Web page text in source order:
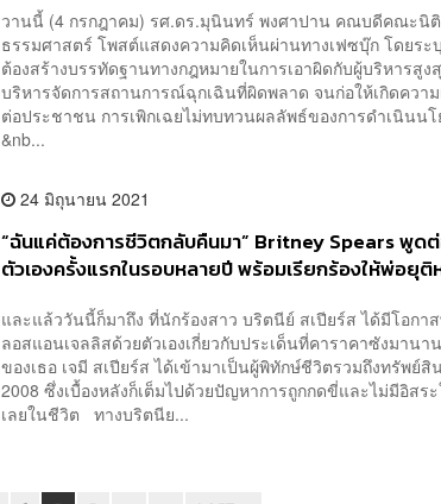
วานนี้ (4 กรกฎาคม) รศ.ดร.มุนินทร์ พงศาปาน คณบดีคณะนิ
ธรรมศาสตร์ โพสต์แสดงความคิดเห็นผ่านทางเฟซบุ๊ก โดยระ
ต้องสร้างบรรทัดฐานทางกฎหมายในการเอาผิดกับผู้บริหารสูง
บริหารจัดการสถานการณ์ฉุกเฉินที่ผิดพลาด จนก่อให้เกิดควา
ต่อประชาชน การเพิกเฉยไม่ทบทวนผลลัพธ์ของการดำเนินน
&nb...
24 มิถุนายน 2021
“ฉันแค่ต้องการชีวิตกลับคืนมา” Britney Spears พูด
ตัวเองครั้งแรกในรอบหลายปี พร้อมเรียกร้องให้พ่อยุติ
และแล้ววันนี้ก็มาถึง ที่นักร้องสาว บริตนีย์ สเปียร์ส ได้มีโอก
ลอสแอนเจลลิสด้วยตัวเองเกี่ยวกับประเด็นที่คาราคาซังมานา
ของเธอ เจมี สเปียร์ส ได้เข้ามาเป็นผู้พิทักษ์ชีวิตรวมถึงทรัพย์สิ
2008 ซึ่งเบื้องหลังก็เต็มไปด้วยปัญหาการถูกกดขี่และไม่มีอิสร
เลยในชีวิต ทางบริตนีย...